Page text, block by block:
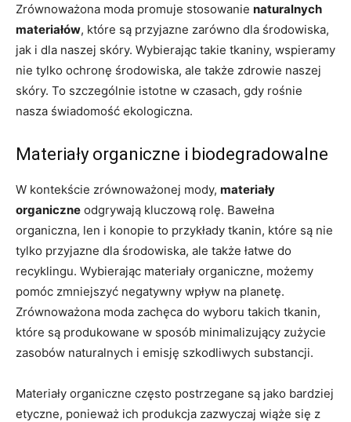
Zrównoważona moda promuje stosowanie naturalnych
materiałów, które są przyjazne zarówno dla środowiska,
jak i dla naszej skóry. Wybierając takie tkaniny, wspieramy
nie tylko ochronę środowiska, ale także zdrowie naszej
skóry. To szczególnie istotne w czasach, gdy rośnie
nasza świadomość ekologiczna.
Materiały organiczne i biodegradowalne
W kontekście zrównoważonej mody, materiały
organiczne odgrywają kluczową rolę. Bawełna
organiczna, len i konopie to przykłady tkanin, które są nie
tylko przyjazne dla środowiska, ale także łatwe do
recyklingu. Wybierając materiały organiczne, możemy
pomóc zmniejszyć negatywny wpływ na planetę.
Zrównoważona moda zachęca do wyboru takich tkanin,
które są produkowane w sposób minimalizujący zużycie
zasobów naturalnych i emisję szkodliwych substancji.
Materiały organiczne często postrzegane są jako bardziej
etyczne, ponieważ ich produkcja zazwyczaj wiąże się z